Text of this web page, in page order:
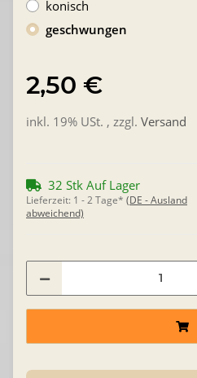
konisch
geschwungen
2,50 €
inkl. 19% USt. , zzgl. Versand
32 Stk Auf Lager
Lieferzeit: 1 - 2 Tage* (DE - Ausland
abweichend)